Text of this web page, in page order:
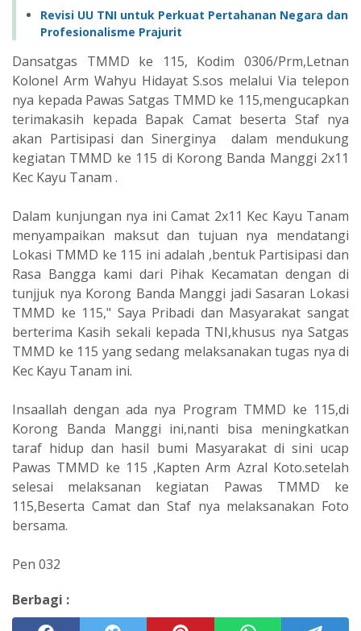
Revisi UU TNI untuk Perkuat Pertahanan Negara dan
Profesionalisme Prajurit
Dansatgas TMMD ke 115, Kodim 0306/Prm,Letnan
Kolonel Arm Wahyu Hidayat S.sos melalui Via telepon
nya kepada Pawas Satgas TMMD ke 115,mengucapkan
terimakasih kepada Bapak Camat beserta Staf nya
akan Partisipasi dan Sinerginya dalam mendukung
kegiatan TMMD ke 115 di Korong Banda Manggi 2x11
Kec Kayu Tanam .
Dalam kunjungan nya ini Camat 2x11 Kec Kayu Tanam
menyampaikan maksut dan tujuan nya mendatangi
Lokasi TMMD ke 115 ini adalah ,bentuk Partisipasi dan
Rasa Bangga kami dari Pihak Kecamatan dengan di
tunjjuk nya Korong Banda Manggi jadi Sasaran Lokasi
TMMD ke 115," Saya Pribadi dan Masyarakat sangat
berterima Kasih sekali kepada TNI,khusus nya Satgas
TMMD ke 115 yang sedang melaksanakan tugas nya di
Kec Kayu Tanam ini.
Insaallah dengan ada nya Program TMMD ke 115,di
Korong Banda Manggi ini,nanti bisa meningkatkan
taraf hidup dan hasil bumi Masyarakat di sini ucap
Pawas TMMD ke 115 ,Kapten Arm Azral Koto.setelah
selesai melaksanan kegiatan Pawas TMMD ke
115,Beserta Camat dan Staf nya melaksanakan Foto
bersama.
Pen 032
Berbagi :